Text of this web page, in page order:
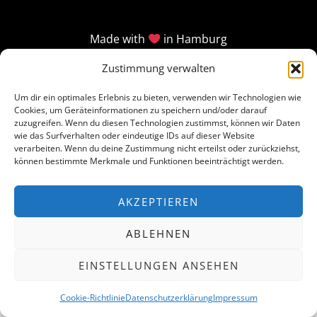
Zustimmung verwalten
Um dir ein optimales Erlebnis zu bieten, verwenden wir Technologien wie
Cookies, um Geräteinformationen zu speichern und/oder darauf
zuzugreifen. Wenn du diesen Technologien zustimmst, können wir Daten
wie das Surfverhalten oder eindeutige IDs auf dieser Website
verarbeiten. Wenn du deine Zustimmung nicht erteilst oder zurückziehst,
können bestimmte Merkmale und Funktionen beeinträchtigt werden.
AKZEPTIEREN
ABLEHNEN
EINSTELLUNGEN ANSEHEN
Cookie-RichtlinieDatenschutzerklärungImpressum
Made with in Hamburg